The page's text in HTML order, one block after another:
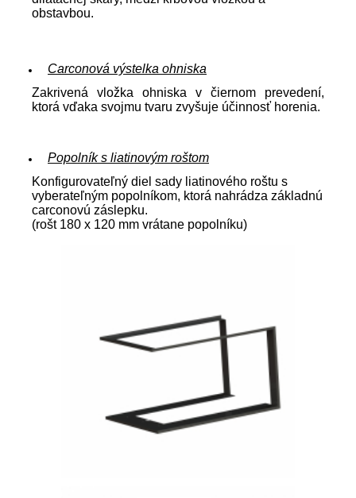
obstavbou.
Carconová výstelka ohniska
Zakrivená vložka ohniska v čiernom prevedení,
ktorá vďaka svojmu tvaru zvyšuje účinnosť horenia.
Popolník s liatinovým roštom
Konfigurovateľný diel sady liatinového roštu s
vyberateľným popolníkom, ktorá nahrádza základnú
carconovú záslepku.
(rošt 180 x 120 mm vrátane popolníku)